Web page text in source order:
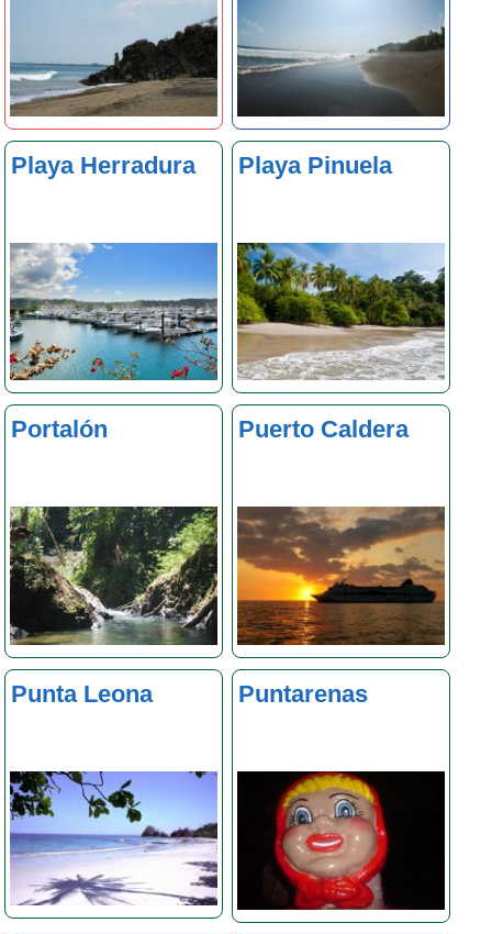
Playa Herradura Playa Pinuela
Portalón Puerto Caldera
Punta Leona Puntarenas